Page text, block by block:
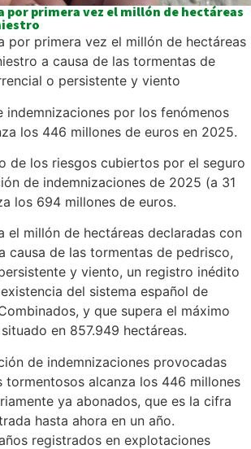
por primera vez el millón de hectáreas
por primera vez el millón de hectáreas
a causa de las tormentas de
o persistente y viento
indemnizaciones por los fenómenos
los 446 millones de euros en 2025.
de los riesgos cubiertos por el seguro
de indemnizaciones de 2025 (a 31
los 694 millones de euros.
el millón de hectáreas declaradas con
causa de las tormentas de pedrisco,
y viento, un registro inédito
del sistema español de
y que supera el máximo
en 857.949 hectáreas.
de indemnizaciones provocadas
tormentosos alcanza los 446 millones
ya abonados, que es la cifra
hasta ahora en un año.
registrados en explotaciones